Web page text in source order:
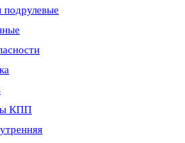
подрулевые
КПП